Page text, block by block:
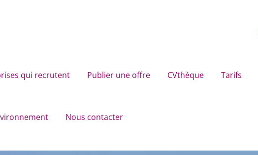
qui recrutent Publier une offre CVthèque Tarifs
Nous contacter